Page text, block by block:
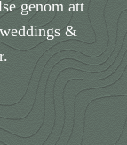
genom att
&